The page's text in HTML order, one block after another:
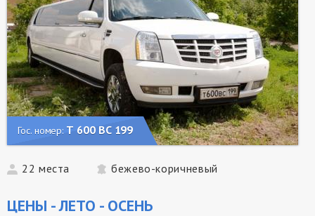
Гос. номер: Т 600 ВС 199
22 места бежево-коричневый
ЦЕНЫ - ЛЕТО - ОСЕНЬ